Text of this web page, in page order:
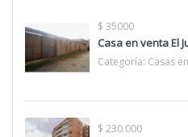
$ 35000
Casa en venta El
Categoría: Casas
$ 230.000